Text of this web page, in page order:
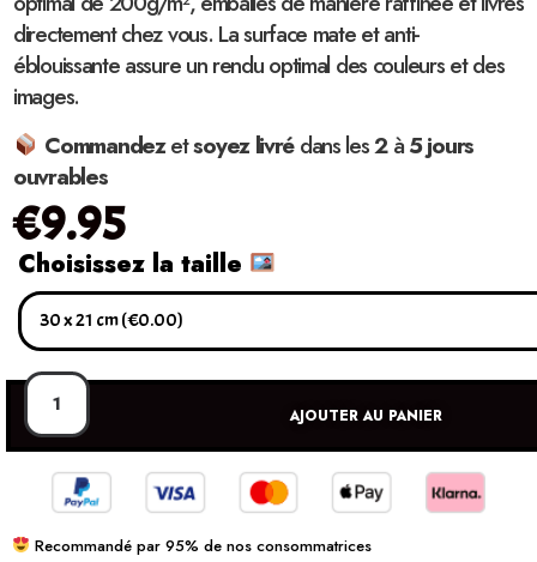
directement chez vous. La surface mate et anti-
éblouissante assure un rendu optimal des couleurs et des
images.
Commandezetsoyez livrédans les2à5 jours
ouvrables
€9.95
Choisissez la taille
AJOUTER AU PANIER
Recommandé par 95% de nos consommatrices